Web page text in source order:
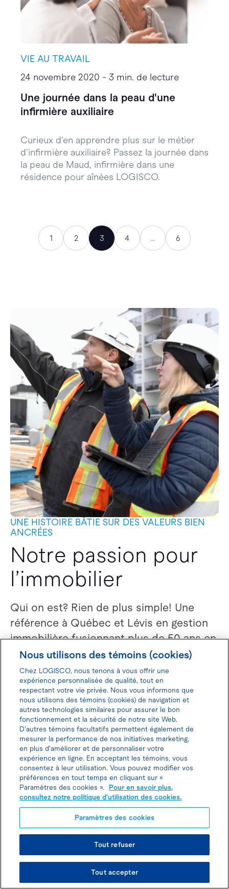
VIE AU TRAVAIL
24 novembre 2020 - 3 min. de lecture
Une journée dans la peau d'une
infirmière auxiliaire
Curieux d'en apprendre plus sur le métier
d'infirmière auxiliaire? Passez la journée dans
la peau de Maud, infirmière dans une
résidence pour aînées LOGISCO.
1 2 3 4 ... 6
UNE HISTOIRE BÂTIE SUR DES VALEURS BIEN
ANCRÉES
Notre passion pour
l’immobilier
Qui on est? Rien de plus simple! Une
référence à Québec et Lévis en gestion
immobilière fusionnant plus de 50 ans en
expertise et en innovation.
En savoir plus
Besoin d’un
coup de pouce?
Nos trésors d’assistance
sont là pour vous
simplifier la vie: des
solutions éclairées allant
Nous utilisons des témoins (cookies)
Chez LOGISCO, nous tenons à vous offrir une
expérience personnalisée de qualité, tout en
respectant votre vie privée. Nous vous informons que
nous utilisons des témoins (cookies) de navigation et
autres technologies similaires pour assurer le bon
fonctionnement et la sécurité de notre site Web.
D'autres témoins facultatifs permettent également de
mesurer la performance de nos initiatives marketing,
en plus d'améliorer et de personnaliser votre
expérience en ligne. En acceptant les témoins, vous
consentez à leur utilisation. Vous pouvez modifier vos
préférences en tout temps en cliquant sur «
Paramètres des cookies ».
Pour en savoir plus,
consultez notre politique d'utilisation des cookies.
Paramètres des cookies
Tout refuser
Tout accepter